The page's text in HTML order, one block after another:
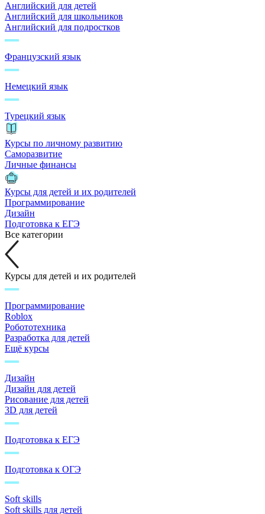
Английский для детей
Английский для школьников
Английский для подростков
Французский язык
Немецкий язык
Турецкий язык
Курсы по личному развитию
Саморазвитие
Личные финансы
Курсы для детей и их родителей
Программирование
Дизайн
Подготовка к ЕГЭ
Все категории
Курсы для детей и их родителей
Программирование
Roblox
Робототехника
Разработка для детей
Ещё курсы
Дизайн
Дизайн для детей
Рисование для детей
3D для детей
Подготовка к ЕГЭ
Подготовка к ОГЭ
Soft skills
Soft skills для детей